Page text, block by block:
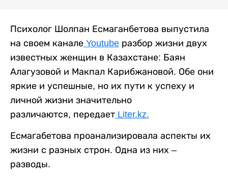
Психолог Шолпан Есмаганбетова выпустила
на своем канале Youtube разбор жизни двух
известных женщин в Казахстане: Баян
Алагузовой и Макпал Карибжановой. Обе они
яркие и успешные, но их пути к успеху и
личной жизни значительно
различаются, передает Liter.kz.
Есмагабетова проанализировала аспекты их
жизни с разных строн. Одна из них –
разводы.